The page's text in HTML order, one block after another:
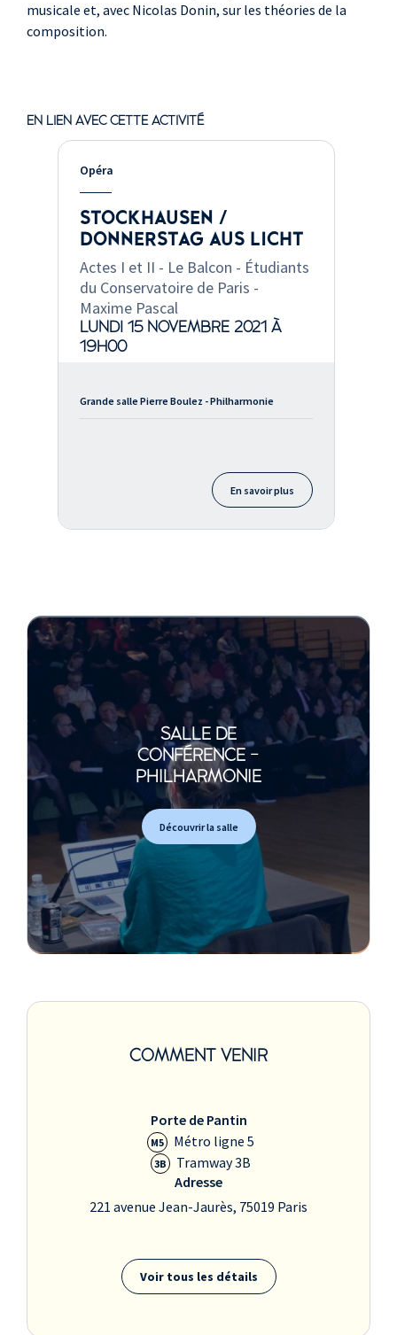
musicale et, avec Nicolas Donin, sur les théories de la
composition.
EN LIEN AVEC CETTE ACTIVITÉ
Opéra
STOCKHAUSEN /
DONNERSTAG AUS LICHT
Actes I et II - Le Balcon - Étudiants
du Conservatoire de Paris -
Maxime Pascal
LUNDI 15 NOVEMBRE 2021 À
19H00
Grande salle Pierre Boulez - Philharmonie
En savoir plus
SALLE DE
CONFÉRENCE -
PHILHARMONIE
Découvrir la salle
COMMENT VENIR
Porte de Pantin
M5 Métro ligne 5
3B
Tramway 3B
Adresse
221 avenue Jean-Jaurès, 75019 Paris
Voir tous les détails